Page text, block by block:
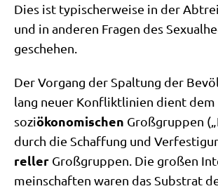
Dies ist typi­scher­wei­se in der
und in ande­ren Fra­gen des
geschehen.
Der Vor­gang der Spal­tung der
lang neu­er Kon­flikt­li­ni­en dient dem
soziöko­no­mi­schen Groß­grup­pen
durch die Schaf­fung und
rel­ler Groß­grup­pen. Die gro­ßen
mein­schaf­ten waren das Sub­strat